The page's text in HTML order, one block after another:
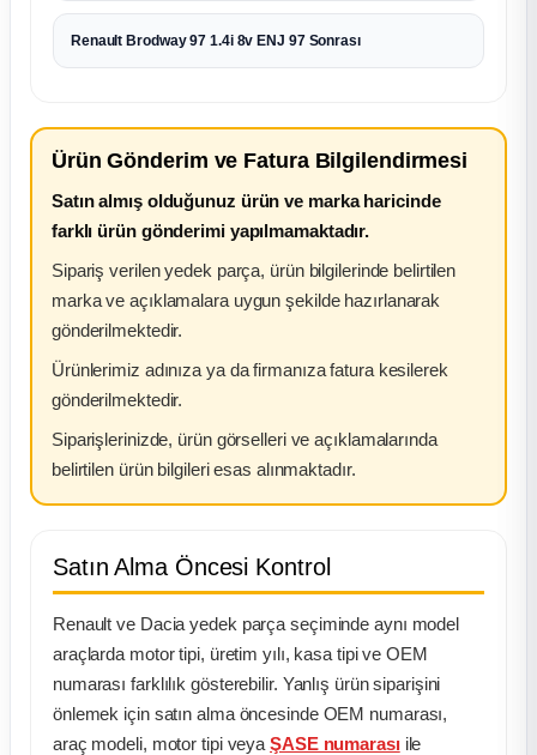
Renault Brodway 97 1.4i 8v ENJ 97 Sonrası
Ürün Gönderim ve Fatura Bilgilendirmesi
Satın almış olduğunuz ürün ve marka haricinde
farklı ürün gönderimi yapılmamaktadır.
Sipariş verilen yedek parça, ürün bilgilerinde belirtilen
marka ve açıklamalara uygun şekilde hazırlanarak
gönderilmektedir.
Ürünlerimiz adınıza ya da firmanıza fatura kesilerek
gönderilmektedir.
Siparişlerinizde, ürün görselleri ve açıklamalarında
belirtilen ürün bilgileri esas alınmaktadır.
Satın Alma Öncesi Kontrol
Renault ve Dacia yedek parça seçiminde aynı model
araçlarda motor tipi, üretim yılı, kasa tipi ve OEM
numarası farklılık gösterebilir. Yanlış ürün siparişini
önlemek için satın alma öncesinde OEM numarası,
araç modeli, motor tipi veyaŞASE numarasıile